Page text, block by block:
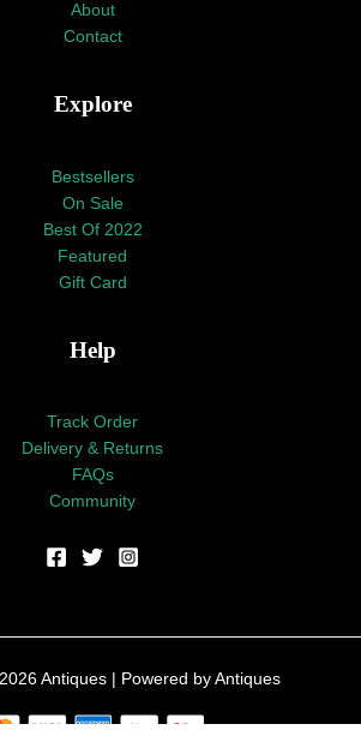
About
Contact
Explore
Bestsellers
On Sale
Best Of 2022
Featured
Gift Card
Help
Track Order
Delivery & Returns
FAQs
Community
Antiques | Powered by Antiques